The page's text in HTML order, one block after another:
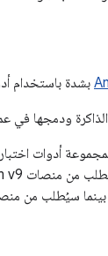
ودمجها في
أدوات